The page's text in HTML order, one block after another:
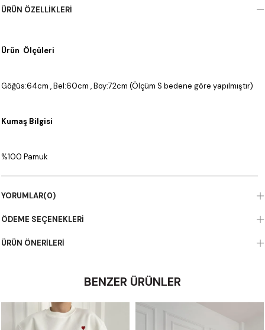
ÜRÜN ÖZELLIKLERI
Ürün Ölçüleri
Göğüs:64cm , Bel:60cm , Boy:72cm (Ölçüm S bedene göre yapılmıştır)
Kumaş Bilgisi
%100 Pamuk
YORUMLAR(0)
ÖDEME SEÇENEKLERI
ÜRÜN ÖNERILERI
BENZER ÜRÜNLER